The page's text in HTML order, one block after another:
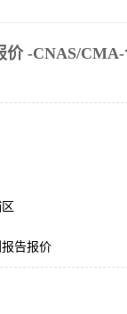
价 -CNAS/
区
告报价